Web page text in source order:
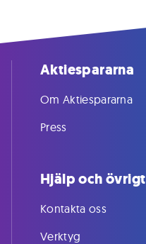
Aktiespararna
Om Aktiespararna
Press
Hjälp och övrigt
Kontakta oss
Verktyg